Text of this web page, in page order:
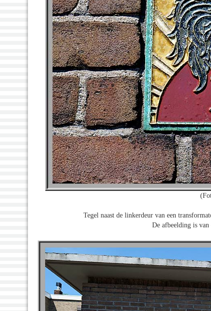
Tegel naast de linkerdeur van een
De afbeelding is van